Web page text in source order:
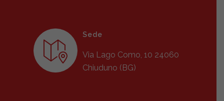
Sede
Via Lago Como, 10 24060
Chiuduno (BG)